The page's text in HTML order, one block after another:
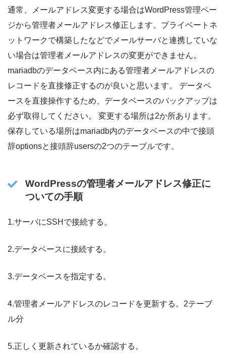
通常、メールアドレス変更する場合はWordPress管理ペー
ジから管理者メールアドレス修正します。プライベートネ
ットワークで構築したなどでメールサーバと連携していな
い場合は管理者メールアドレスの変更ができません。
mariadbのデータベース内にある管理者メールアドレスの
レコードを直接修正するのが良いと思います。 データベ
ースを直接操作するため、データベースのバックアップは
必ず取得してください。 変更する場所は2か所あります。
保存している場所はmariadb内のデータベースの中で接頭
辞optionsと接頭辞usersの2つのテーブルです。
WordPressの管理者メールアドレス修正に
ついての手順
1.サーバにSSHで接続する。
2.データベースに接続する。
3.データベースを指定する。
4.管理者メールアドレスのレコードを更新する。2テーブ
ル分
5.正しく更新されているか確認する。